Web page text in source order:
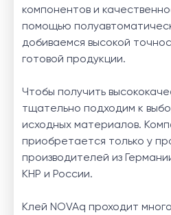
компонентов и
помощью
добиваемся высокой
готовой продукции.
Чтобы получить
тщательно подходим к
исходных материалов.
приобретается только у
производителей из
КНР и России.
Клей NOVAq проходит